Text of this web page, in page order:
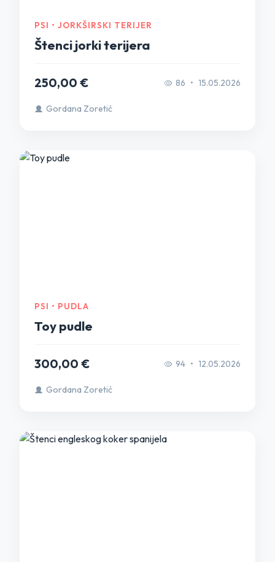
PSI • JORKŠIRSKI TERIJER
Štenci jorki terijera
250,00 € 86 • 15.05.2026
Gordana Zoretić
PSI • PUDLA
Toy pudle
300,00 € 94 • 12.05.2026
Gordana Zoretić